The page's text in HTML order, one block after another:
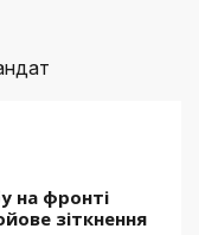
на фронті
зіткнення